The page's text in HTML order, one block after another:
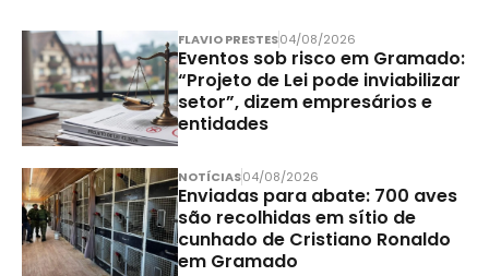
FLAVIO PRESTES04/08/2026
Eventos sob risco em Gramado:
“Projeto de Lei pode inviabilizar
setor”, dizem empresários e
entidades
NOTÍCIAS04/08/2026
Enviadas para abate: 700 aves
são recolhidas em sítio de
cunhado de Cristiano Ronaldo
em Gramado